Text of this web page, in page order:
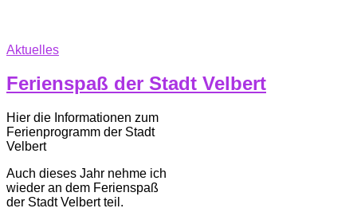
Aktuelles
Ferienspaß der Stadt Velbert
Hier die Informationen zum
Ferienprogramm der Stadt
Velbert
Auch dieses Jahr nehme ich
wieder an dem Ferienspaß
der Stadt Velbert teil.